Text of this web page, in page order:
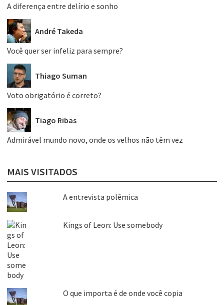
A diferença entre delírio e sonho
André Takeda
Você quer ser infeliz para sempre?
Thiago Suman
Voto obrigatório é correto?
Tiago Ribas
Admirável mundo novo, onde os velhos não têm vez
MAIS VISITADOS
A entrevista polêmica
Kings of Leon: Use somebody
O que importa é de onde você copia